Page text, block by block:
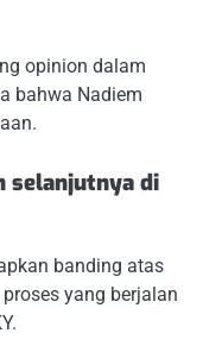
opinion dalam
bahwa Nadiem
selanjutnya di
banding atas
yang berjalan